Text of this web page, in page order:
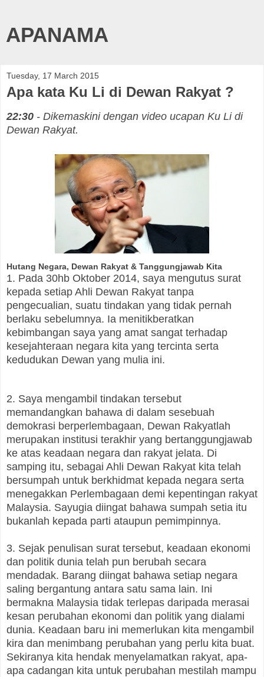
APANAMA
Tuesday, 17 March 2015
Apa kata Ku Li di Dewan Rakyat ?
22:30 - Dikemaskini dengan video ucapan Ku Li di
Dewan Rakyat.
Hutang Negara, Dewan Rakyat & Tanggungjawab Kita
1. Pada 30hb Oktober 2014, saya mengutus surat
kepada setiap Ahli Dewan Rakyat tanpa
pengecualian, suatu tindakan yang tidak pernah
berlaku sebelumnya. Ia menitikberatkan
kebimbangan saya yang amat sangat terhadap
kesejahteraan negara kita yang tercinta serta
kedudukan Dewan yang mulia ini.
2. Saya mengambil tindakan tersebut
memandangkan bahawa di dalam sesebuah
demokrasi berperlembagaan, Dewan Rakyatlah
merupakan institusi terakhir yang bertanggungjawab
ke atas keadaan negara dan rakyat jelata. Di
samping itu, sebagai Ahli Dewan Rakyat kita telah
bersumpah untuk berkhidmat kepada negara serta
menegakkan Perlembagaan demi kepentingan rakyat
Malaysia. Sayugia diingat bahawa sumpah setia itu
bukanlah kepada parti ataupun pemimpinnya.
3. Sejak penulisan surat tersebut, keadaan ekonomi
dan politik dunia telah pun berubah secara
mendadak. Barang diingat bahawa setiap negara
saling bergantung antara satu sama lain. Ini
bermakna Malaysia tidak terlepas daripada merasai
kesan perubahan ekonomi dan politik yang dialami
dunia. Keadaan baru ini memerlukan kita mengambil
kira dan menimbang perubahan yang perlu kita buat.
Sekiranya kita hendak menyelamatkan rakyat, apa-
apa cadangan kita untuk perubahan mestilah mampu